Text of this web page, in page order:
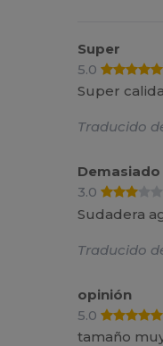
Super
5.0
Super
Traducido
3.0
Sudadera
Traducido
opinión
5.0
tamaño